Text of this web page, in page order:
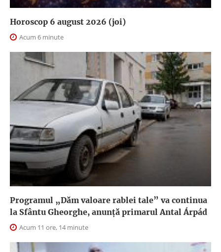
Horoscop 6 august 2026 (joi)
Acum 6 minute
Programul „Dăm valoare rablei tale” va continua
la Sfântu Gheorghe, anunţă primarul Antal Árpád
Acum 11 ore, 14 minute